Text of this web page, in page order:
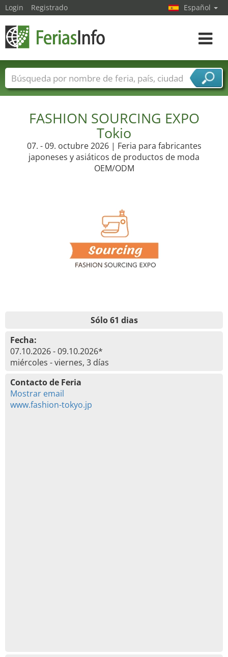
FASHION SOURCING EXPO
Tokio
07. - 09. octubre 2026 | Feria para fabricantes
japoneses y asiáticos de productos de moda
OEM/ODM
Sólo 61 dias
Fecha:
07.10.2026 - 09.10.2026*
miércoles - viernes, 3 días
Contacto de Feria
Mostrar email
www.fashion-tokyo.jp
Login Registrado Español
toggle
Nombres de ferias Países
Ciudades
Sectores de proveedor de servicios